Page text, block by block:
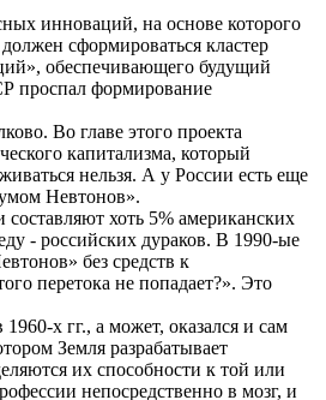
инноваций, на основе которого
сформироваться кластер
обеспечивающего будущий
проспал формирование
. Во главе этого проекта
капитализма, который
нельзя. А у России есть еще
Невтонов».
хоть 5% американских
- российских дураков. В 1990-ые
без средств к
перетока не попадает?». Это
х гг., а может, оказался и сам
Земля разрабатывает
их способности к той или
непосредственно в мозг, и